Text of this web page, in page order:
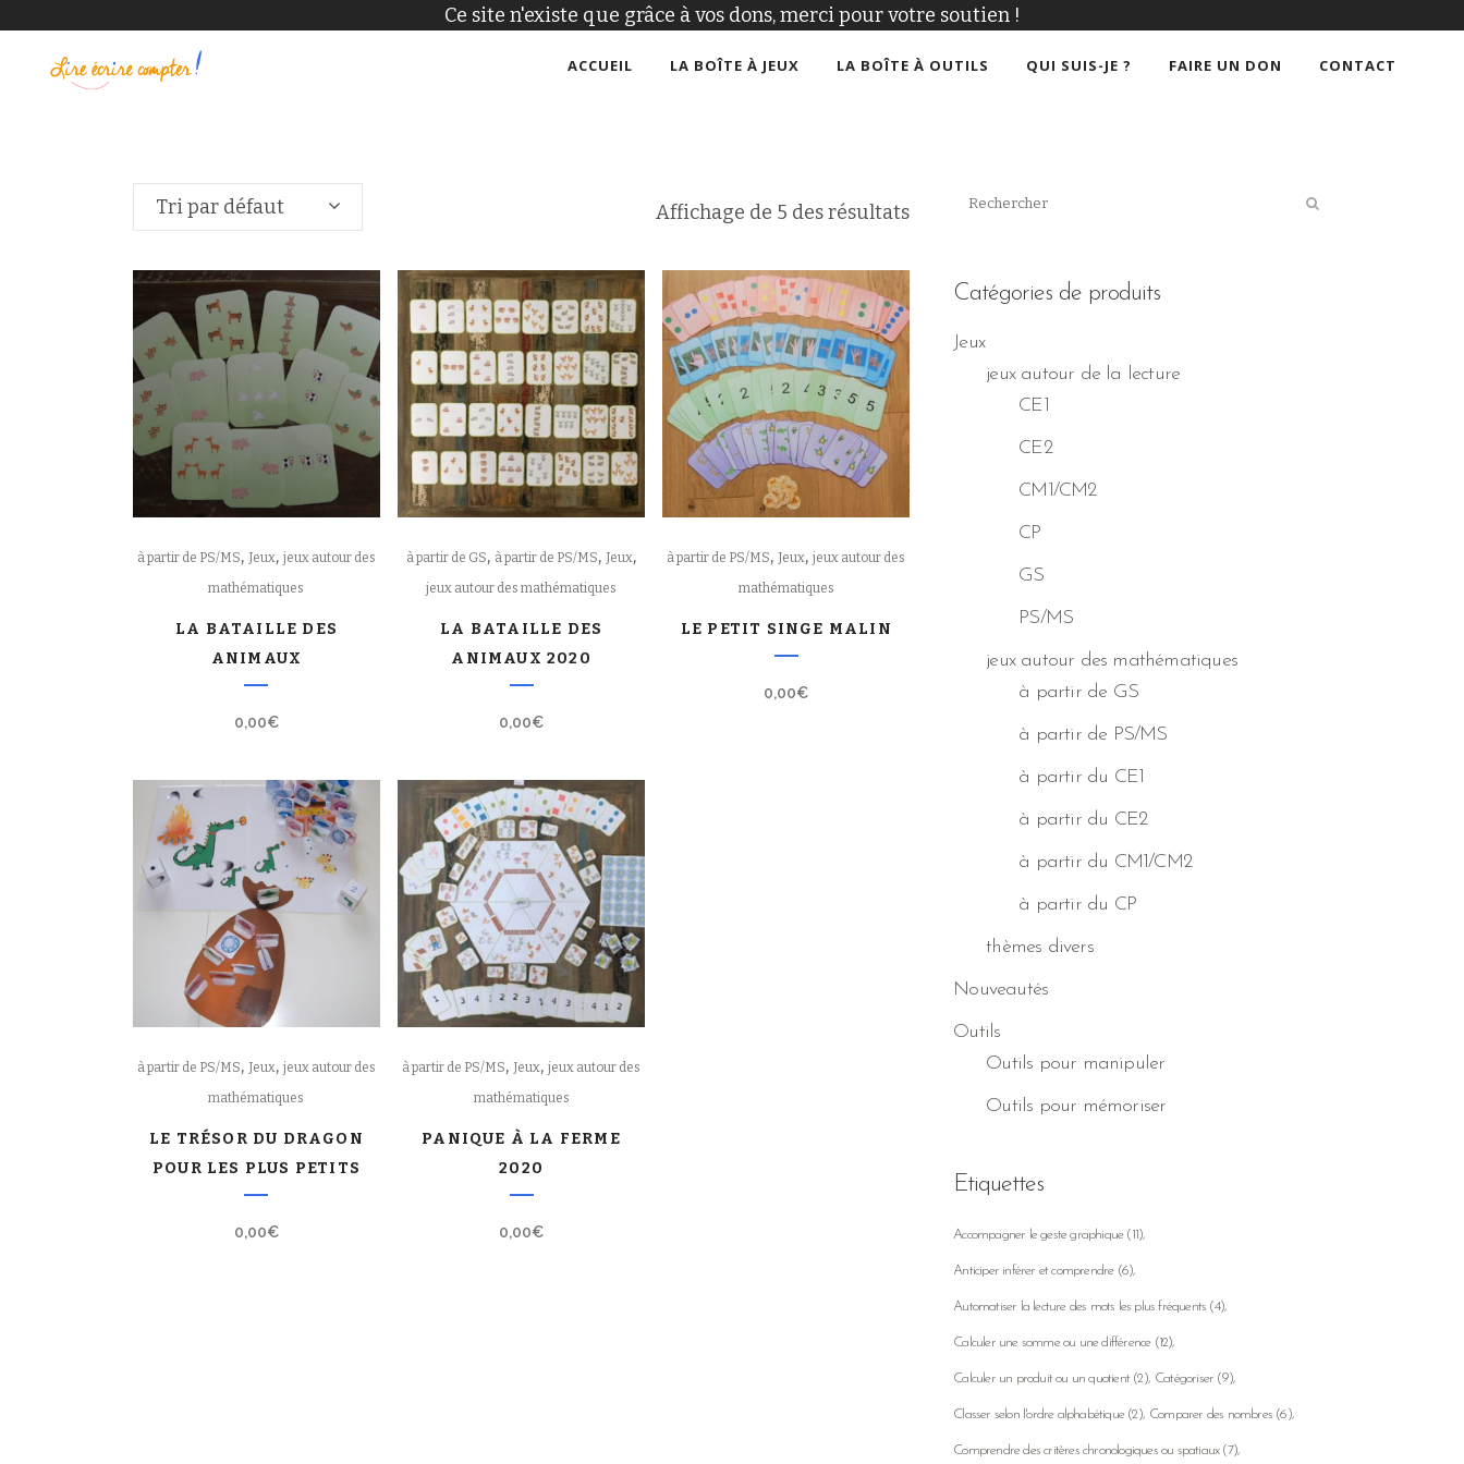
Ce site n'existe que grâce à vos dons, merci pour votre soutien !
ACCUEIL LA BOÎTE À JEUX LA BOÎTE À OUTILS QUI SUIS-JE ? FAIRE UN DON CONTACT
Affichage de 5 des résultats
Tri par défaut
à partir de PS/MS, Jeux, jeux autour des
mathématiques
LA BATAILLE DES
ANIMAUX
0,00€
à partir de GS, à partir de PS/MS, Jeux,
jeux autour des mathématiques
LA BATAILLE DES
ANIMAUX 2020
0,00€
à partir de PS/MS, Jeux,jeux autour des
mathématiques
LE PETIT SINGE MALIN
0,00€
à partir de PS/MS, Jeux, jeux autour des
mathématiques
LE TRÉSOR DU DRAGON
POUR LES PLUS PETITS
0,00€
à partir de PS/MS, Jeux,jeux autour des
mathématiques
PANIQUE À LA FERME
2020
0,00€
Catégories de produits
Jeux
jeux autour de la lecture
CE1
CE2
CM1/CM2
CP
GS
PS/MS
jeux autour des mathématiques
à partir de GS
à partir de PS/MS
à partir du CE1
à partir du CE2
à partir du CM1/CM2
à partir du CP
thèmes divers
Nouveautés
Outils
Outils pour manipuler
Outils pour mémoriser
Etiquettes
Accompagner le geste graphique(11)
Anticiper inférer et comprendre(6)
Automatiser la lecture des mots les plus fréquents (4)
Calculer une somme ou une différence(12)
Calculer un produit ou un quotient(2) Catégoriser (9)
Classer selon l'ordre alphabétique(2) Comparer des nombres (6)
Comprendre des critères chronologiques ou spatiaux(7)